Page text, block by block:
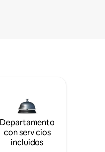
Departamento
con servicios
incluidos